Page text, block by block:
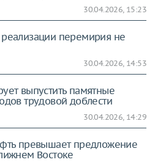
30.04.2026, 15:23
перемирия не
30.04.2026, 14:53
выпустить памятные
трудовой доблести
30.04.2026, 14:29
превышает предложение
Востоке